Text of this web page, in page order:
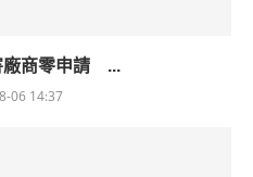
廠商零申請 ...
06 14:37